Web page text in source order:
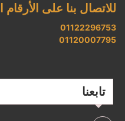
للاتصال بنا على الأرقام
01122296753
01120007795
تابعنا